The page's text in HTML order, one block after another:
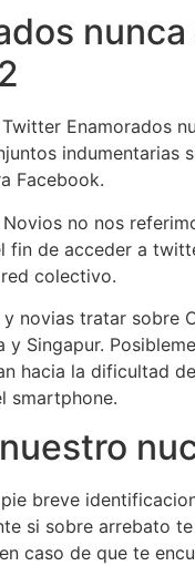
Enamorados
Facebook.
no nos
fin de acceder a
colectivo.
novias tratar sobre
y Singapur.
hacia la dificultad
smartphone.
breve
si sobre arrebato
caso de que te